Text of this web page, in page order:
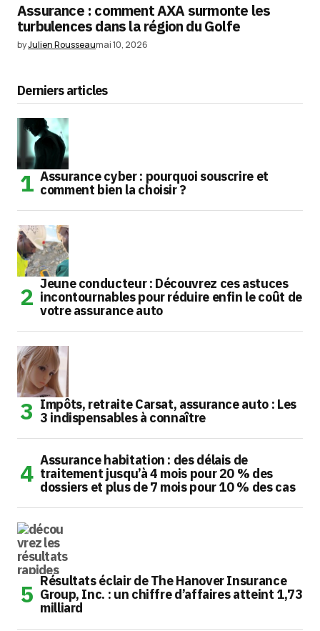
Assurance : comment AXA surmonte les
turbulences dans la région du Golfe
byJulien Rousseaumai 10, 2026
Derniers articles
Assurance cyber : pourquoi souscrire et
comment bien la choisir ?
Jeune conducteur : Découvrez ces astuces
incontournables pour réduire enfin le coût de
votre assurance auto
Impôts, retraite Carsat, assurance auto : Les
3 indispensables à connaître
Assurance habitation : des délais de
traitement jusqu’à 4 mois pour 20 % des
dossiers et plus de 7 mois pour 10 % des cas
Résultats éclair de The Hanover Insurance
Group, Inc. : un chiffre d’affaires atteint 1,73
milliard